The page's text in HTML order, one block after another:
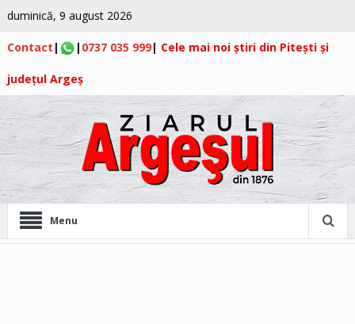
duminică, 9 august 2026
Contact | | 0737 035 999| Cele mai noi știri din Pitești și
județul Argeș
Menu